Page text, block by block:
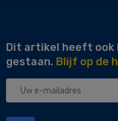
Dit artikel heeft ook
gestaan. Blijf op de
Uw